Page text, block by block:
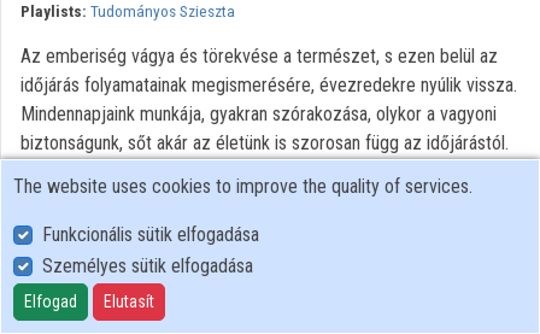
Playlists: Tudományos Szieszta
Az emberiség vágya és törekvése a természet, s ezen belül az
időjárás folyamatainak megismerésére, évezredekre nyúlik vissza.
Mindennapjaink munkája, gyakran szórakozása, olykor a vagyoni
biztonságunk, sőt akár az életünk is szorosan függ az időjárástól.
A meteorológia fogalmát már az ókori görög kultúra virágzásának
időszakában is ismerték, maga a szó is görög eredetű, jelentése:
légkörtan. A bennünket körülvevő légkör tulajdonságait
megjelenítő meteorológiai (fizikai) paramétereket azonban (mint a
légnyomás, hőmérséklet, nedvesség stb.) csak az elmúlt évezred
közepe táján fogalmazta meg a tudomány. Ezt követte e légköri
The website uses cookies to improve the quality of services.
Funkcionális sütik elfogadása
Személyes sütik elfogadása
Elfogad Elutasít